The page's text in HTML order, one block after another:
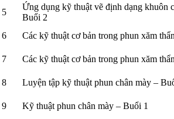
5
Ứng dụng kỹ thuật vẽ định dạng khuôn
Buổi 2
6
Các kỹ thuật cơ bản trong phun xăm
7
Các kỹ thuật cơ bản trong phun xăm
8
Luyện tập kỹ thuật phun chân mày –
9
Kỹ thuật phun chân mày – Buổi 1